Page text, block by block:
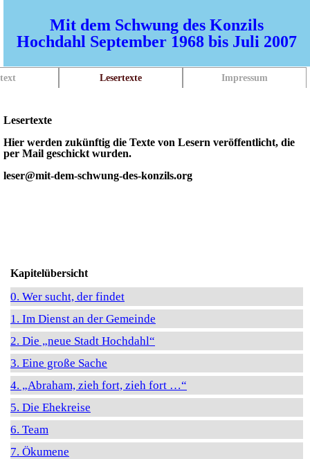
Mit dem Schwung des Konzils
Hochdahl September 1968 bis Juli 2007
Lesertexte Impressum
Lesertexte
Hier werden zukünftig die Texte von Lesern veröffentlicht, die
per Mail geschickt wurden.
leser@mit-dem-schwung-des-konzils.org
Kapitelübersicht
0. Wer sucht, der findet
1. Im Dienst an der Gemeinde
2. Die „neue Stadt Hochdahl“
3. Eine große Sache
4. „Abraham, zieh fort, zieh fort …“
5. Die Ehekreise
6. Team
7. Ökumene